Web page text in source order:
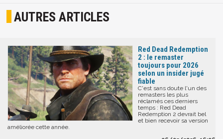
AUTRES ARTICLES
Red Dead Redemption
2 : le remaster
toujours pour 2026
selon un insider jugé
fiable
C'est sans doute l'un des
remasters les plus
réclamés ces derniers
temps : Red Dead
Redemption 2 devrait bel
et bien recevoir sa version
améliorée cette année.